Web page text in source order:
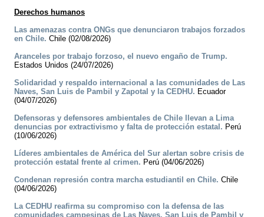
Derechos humanos
Las amenazas contra ONGs que denunciaron trabajos forzados
en Chile. Chile (02/08/2026)
Aranceles por trabajo forzoso, el nuevo engaño de Trump.
Estados Unidos (24/07/2026)
Solidaridad y respaldo internacional a las comunidades de Las
Naves, San Luis de Pambil y Zapotal y la CEDHU. Ecuador
(04/07/2026)
Defensoras y defensores ambientales de Chile llevan a Lima
denuncias por extractivismo y falta de protección estatal. Perú
(10/06/2026)
Líderes ambientales de América del Sur alertan sobre crisis de
protección estatal frente al crimen. Perú (04/06/2026)
Condenan represión contra marcha estudiantil en Chile. Chile
(04/06/2026)
La CEDHU reafirma su compromiso con la defensa de las
comunidades campesinas de Las Naves, San Luis de Pambil y